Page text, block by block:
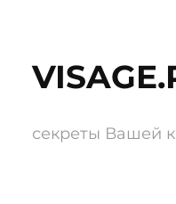
содержимому
секреты Вашей